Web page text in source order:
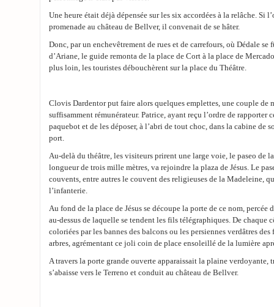
Une heure était déjà dépensée sur les six accordées à la relâche. Si
promenade au château de Bellver, il convenait de se hâter.
Donc, par un enchevêtrement de rues et de carrefours, où Dédale se
d’Ariane, le guide remonta de la place de Cort à la place de
plus loin, les touristes débouchèrent sur la place du Théâtre.
Clovis Dardentor put faire alors quelques emplettes, une couple de
suffisamment rémunérateur. Patrice, ayant reçu l’ordre de rapporter
paquebot et de les déposer, à l’abri de tout choc, dans la cabine de
port.
Au-delà du théâtre, les visiteurs prirent une large voie, le paseo de
longueur de trois mille mètres, va rejoindre la plaza de Jésus. Le
couvents, entre autres le couvent des religieuses de la Madeleine,
l’infanterie.
Au fond de la place de Jésus se découpe la porte de ce nom, percée
au-dessus de laquelle se tendent les fils télégraphiques. De chaque
coloriées par les bannes des balcons ou les persiennes verdâtres des
arbres, agrémentant ce joli coin de place ensoleillé de la lumière
A travers la porte grande ouverte apparaissait la plaine verdoyante,
s’abaisse vers le Terreno et conduit au château de Bellver.